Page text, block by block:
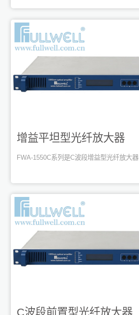
增益平坦型光纤放大器
FWA-1550C系列是C波段增益型光纤放大器
C波段前置型光纤放大器